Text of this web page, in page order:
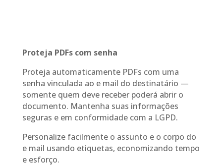
Proteja PDFs com senha
Proteja automaticamente PDFs com uma
senha vinculada ao e mail do destinatário —
somente quem deve receber poderá abrir o
documento. Mantenha suas informações
seguras e em conformidade com a LGPD.
Personalize facilmente o assunto e o corpo do
e mail usando etiquetas, economizando tempo
e esforço.